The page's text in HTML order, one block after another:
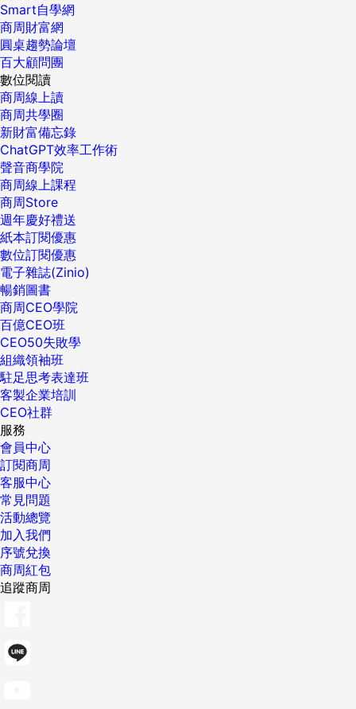
Smart自學網
商周財富網
圓桌趨勢論壇
百大顧問團
數位閱讀
商周線上讀
商周共學圈
新財富備忘錄
ChatGPT效率工作術
聲音商學院
商周線上課程
商周Store
週年慶好禮送
紙本訂閱優惠
數位訂閱優惠
電子雜誌(Zinio)
暢銷圖書
商周CEO學院
百億CEO班
CEO50失敗學
組織領袖班
駐足思考表達班
客製企業培訓
CEO社群
服務
會員中心
訂閱商周
客服中心
常見問題
活動總覽
加入我們
序號兌換
商周紅包
追蹤商周